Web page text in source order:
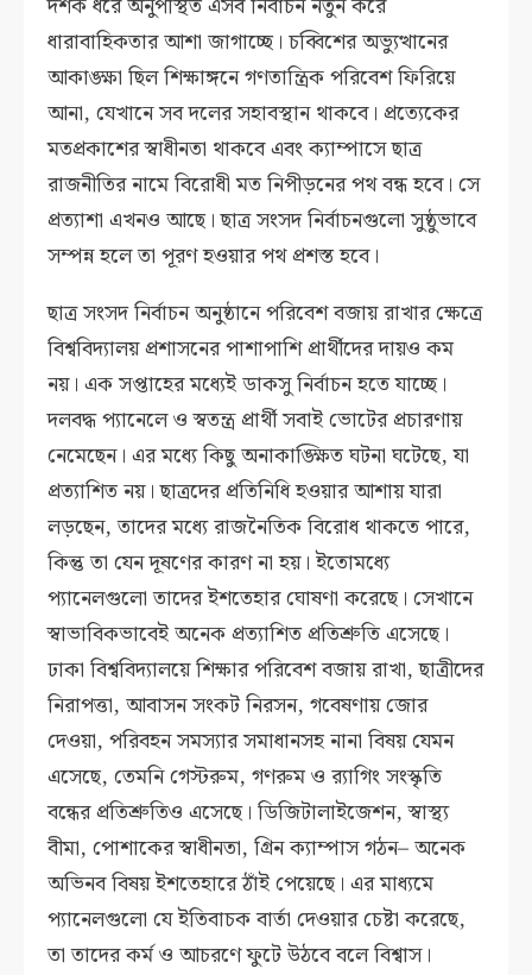
ধারাবাহিকতার আশা জাগাচ্ছে। চব্বিশের অভ্যুত্থানের
আকাঙ্ক্ষা ছিল শিক্ষাঙ্গনে গণতান্ত্রিক পরিবেশ ফিরিয়ে
আনা, যেখানে সব দলের সহাবস্থান থাকবে। প্রত্যেকের
মতপ্রকাশের স্বাধীনতা থাকবে এবং ক্যাম্পাসে ছাত্র
রাজনীতির নামে বিরোধী মত নিপীড়নের পথ বন্ধ হবে। সে
প্রত্যাশা এখনও আছে। ছাত্র সংসদ নির্বাচনগুলো সুষ্ঠুভাবে
সম্পন্ন হলে তা পূরণ হওয়ার পথ প্রশস্ত হবে।
ছাত্র সংসদ নির্বাচন অনুষ্ঠানে পরিবেশ বজায় রাখার ক্ষেত্রে
বিশ্ববিদ্যালয় প্রশাসনের পাশাপাশি প্রার্থীদের দায়ও কম
নয়। এক সপ্তাহের মধ্যেই ডাকসু নির্বাচন হতে যাচ্ছে।
দলবদ্ধ প্যানেলে ও স্বতন্ত্র প্রার্থী সবাই ভোটের প্রচারণায়
নেমেছেন। এর মধ্যে কিছু অনাকাঙ্ক্ষিত ঘটনা ঘটেছে, যা
প্রত্যাশিত নয়। ছাত্রদের প্রতিনিধি হওয়ার আশায় যারা
লড়ছেন, তাদের মধ্যে রাজনৈতিক বিরোধ থাকতে পারে,
কিন্তু তা যেন দূষণের কারণ না হয়। ইতোমধ্যে
প্যানেলগুলো তাদের ইশতেহার ঘোষণা করেছে। সেখানে
স্বাভাবিকভাবেই অনেক প্রত্যাশিত প্রতিশ্রুতি এসেছে।
ঢাকা বিশ্ববিদ্যালয়ে শিক্ষার পরিবেশ বজায় রাখা, ছাত্রীদের
নিরাপত্তা, আবাসন সংকট নিরসন, গবেষণায় জোর
দেওয়া, পরিবহন সমস্যার সমাধানসহ নানা বিষয় যেমন
এসেছে, তেমনি গেস্টরুম, গণরুম ও র‍্যাগিং সংস্কৃতি
বন্ধের প্রতিশ্রুতিও এসেছে। ডিজিটালাইজেশন, স্বাস্থ্য
বীমা, পোশাকের স্বাধীনতা, গ্রিন ক্যাম্পাস গঠন– অনেক
অভিনব বিষয় ইশতেহারে ঠাঁই পেয়েছে। এর মাধ্যমে
প্যানেলগুলো যে ইতিবাচক বার্তা দেওয়ার চেষ্টা করেছে,
তা তাদের কর্ম ও আচরণে ফুটে উঠবে বলে বিশ্বাস।